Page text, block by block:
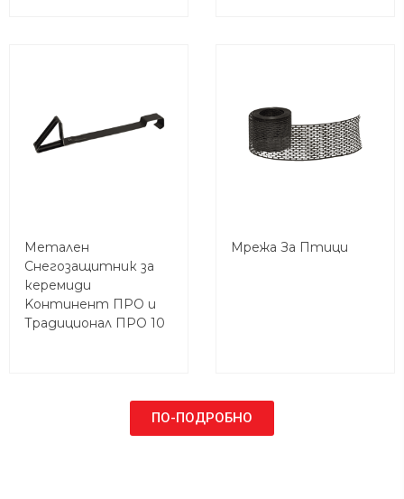
Метален
Снегозащитник за
керемиди
Koнтинент ПРО и
Традиционал ПРО 10
Мрежа За Птици
ПО-ПОДРОБНО